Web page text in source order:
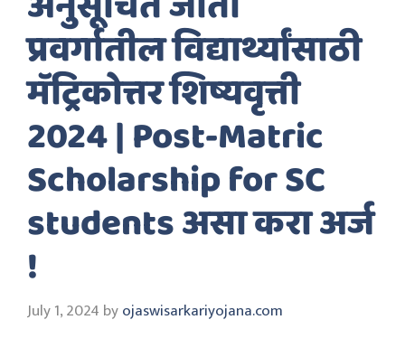
प्रवर्गातील विद्यार्थ्यांसाठी
मॅट्रिकोत्तर शिष्यवृत्ती
2024 | Post-Matric
Scholarship for SC
students असा करा अर्ज
!
July 1, 2024 byojaswisarkariyojana.com